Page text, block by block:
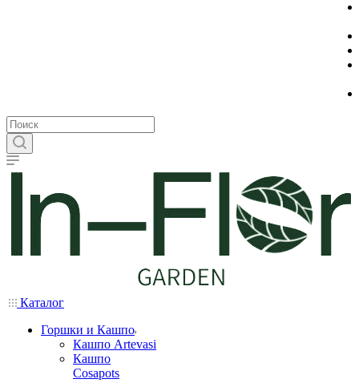
Каталог
Горшки и Кашпо
Кашпо Artevasi
Кашпо
Cosapots